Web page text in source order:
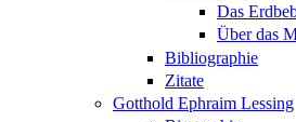
Das
Über das
Bibliographie
Zitate
Gotthold Ephraim Lessing